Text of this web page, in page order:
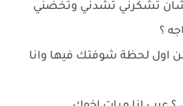
تشكرني تشدني وتخضني
؟
اول لحظة شوفتك فيها وانا